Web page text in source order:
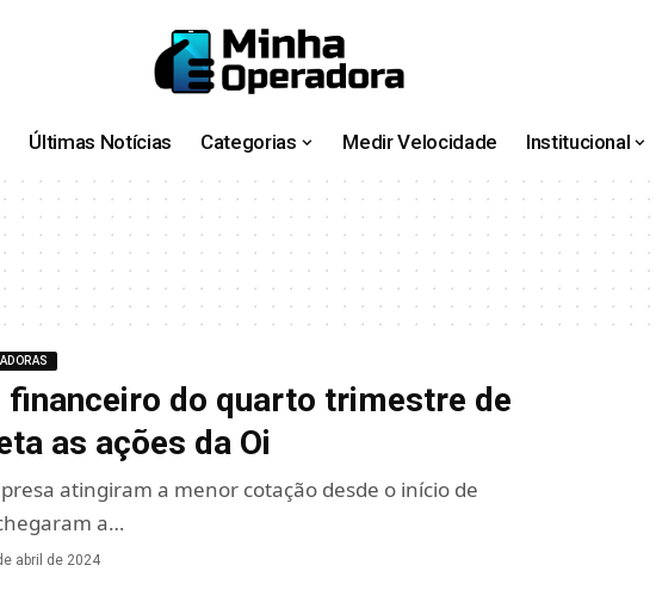
Últimas Notícias Categorias Medir Velocidade Institucional
financeiro do quarto trimestre de
as ações da Oi
atingiram a menor cotação desde o início de
a…
abril de 2024